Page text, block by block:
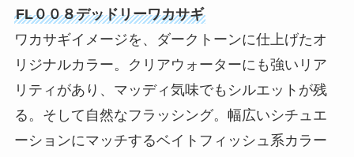
FL００８デッドリーワカサギ
ワカサギイメージを、ダークトーンに仕上げたオ
リジナルカラー。クリアウォーターにも強いリア
リティがあり、マッディ気味でもシルエットが残
る。そして自然なフラッシング。幅広いシチュエ
ーションにマッチするベイトフィッシュ系カラー